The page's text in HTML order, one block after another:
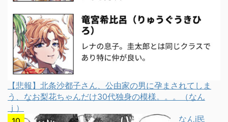
【悲報】北条沙都子さん、公由家の男に孕まされてしま
う、なお梨花ちゃんだけ30代独身の模様。。。（なん
ｊ）
なんj民